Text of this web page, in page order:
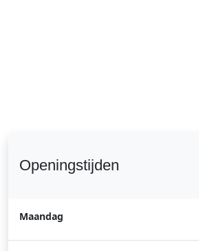
Openingstijden
Maandag